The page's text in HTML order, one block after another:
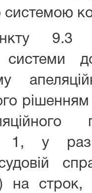
9.3
системи
рішенням
у разі
на